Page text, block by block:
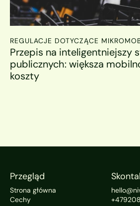
REGULACJE DOTYCZĄCE
Przepis na inteligentniejszy
publicznych: większa
koszty
Przegląd
Strona główna
Cechy